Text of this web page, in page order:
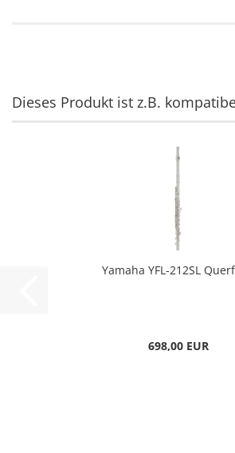
Dieses Produkt ist z.B.
Yamaha YFL-212SL
698,00 EUR